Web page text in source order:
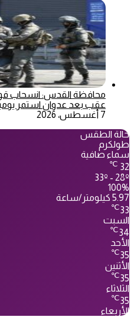
محافظة القدس: انسحاب
عقب بعد عدوان استمر
7 أغسطس، 2026
حالة الطقس
طولكرم
سماء صافية
32
℃
33º - 28º
100%
5.97 كيلومتر/ساعة
33
℃
السبت
34
℃
الأحد
35
℃
الأثنين
35
℃
الثلاثاء
35
℃
الأربعاء